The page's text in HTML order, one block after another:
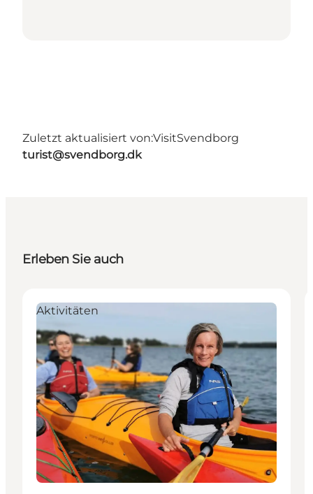
Zuletzt aktualisiert von:VisitSvendborg
turist@svendborg.dk
Erleben Sie auch
Aktivitäten